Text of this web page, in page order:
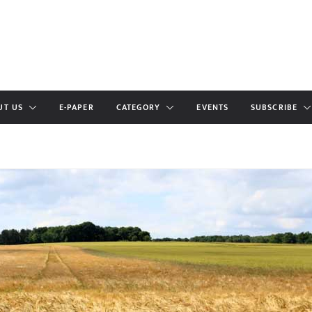
US E-PAPER CATEGORY EVENTS SUBSCRIBE